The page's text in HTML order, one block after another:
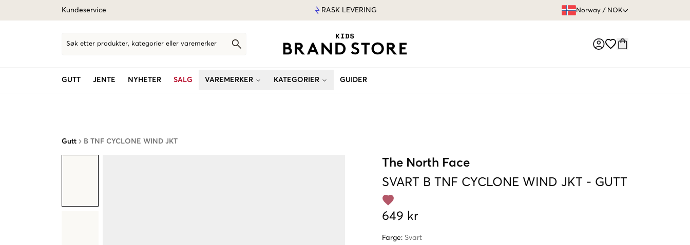
Kundeservice RASK LEVERING Norway / NOK
Søk etter produkter, kategorier eller varemerker
GUTT JENTE NYHETER SALG VAREMERKER KATEGORIER GUIDER
Gutt B TNF CYCLONE WIND JKT
The North Face
SVART B TNF CYCLONE WIND JKT - GUTT
649 kr
Farge: Svart